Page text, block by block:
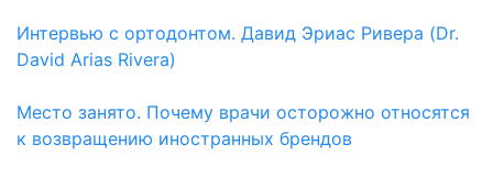
Интервью с ортодонтом. Давид Эриас Ривера (Dr.
David Arias Rivera)
Место занято. Почему врачи осторожно относятся
к возвращению иностранных брендов